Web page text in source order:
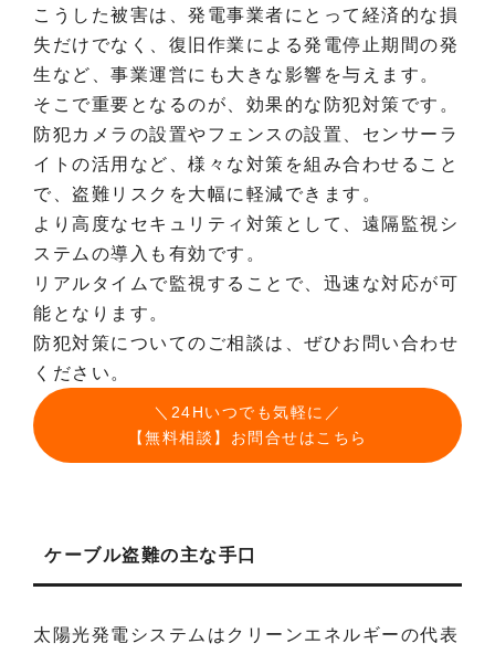
こうした被害は、発電事業者にとって経済的な損
失だけでなく、復旧作業による発電停止期間の発
生など、事業運営にも大きな影響を与えます。
そこで重要となるのが、効果的な防犯対策です。
防犯カメラの設置やフェンスの設置、センサーラ
イトの活用など、様々な対策を組み合わせること
で、盗難リスクを大幅に軽減できます。
より高度なセキュリティ対策として、遠隔監視シ
ステムの導入も有効です。
リアルタイムで監視することで、迅速な対応が可
能となります。
防犯対策についてのご相談は、ぜひお問い合わせ
ください。
＼24Hいつでも気軽に／
【無料相談】お問合せはこちら
ケーブル盗難の主な手口
太陽光発電システムはクリーンエネルギーの代表